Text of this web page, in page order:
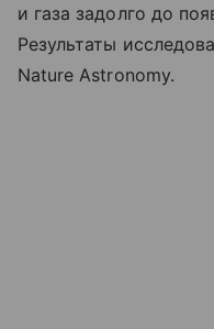
и газа задолго до
Результаты
Nature Astronomy.